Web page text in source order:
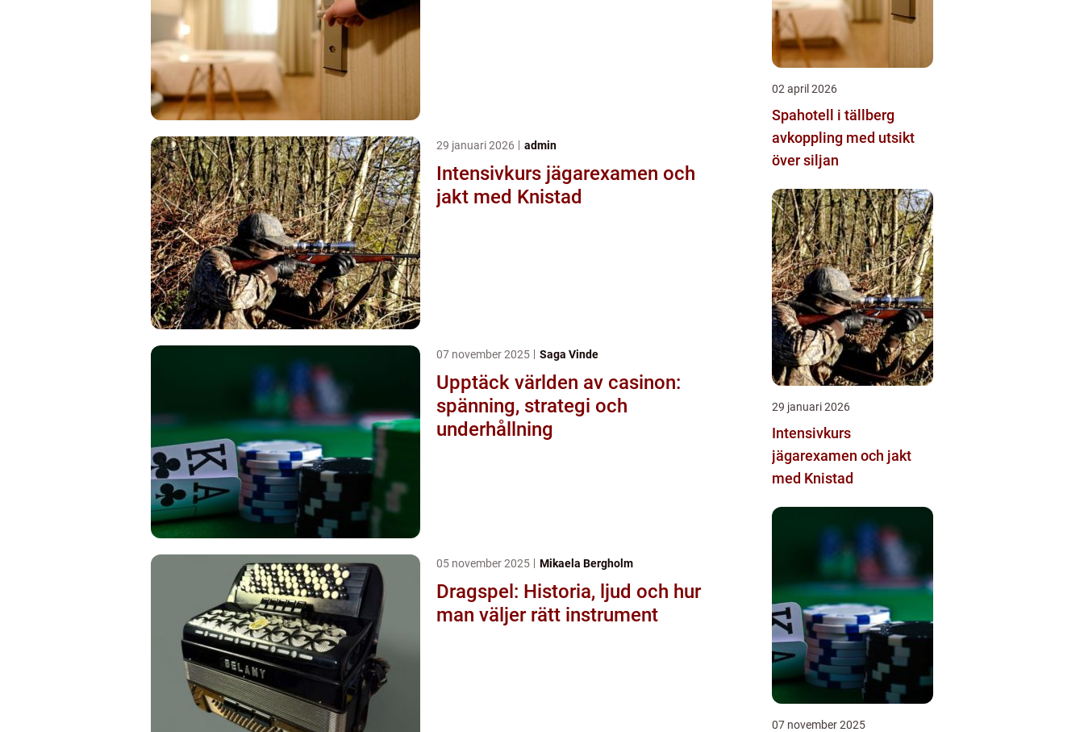
29 januari 2026 admin
Intensivkurs jägarexamen och
jakt med Knistad
07 november 2025 Saga Vinde
Upptäck världen av casinon:
spänning, strategi och
underhållning
05 november 2025 Mikaela Bergholm
Dragspel: Historia, ljud och hur
man väljer rätt instrument
02 april 2026
Spahotell i tällberg
avkoppling med utsikt
över siljan
29 januari 2026
Intensivkurs
jägarexamen och jakt
med Knistad
07 november 2025